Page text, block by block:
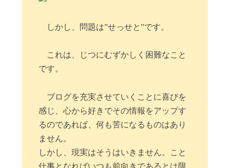
しかし、問題は”せっせと”です。
これは、じつにむずかしく困難なこと
です。
ブログを充実させていくことに喜びを
感じ、心から好きでその情報をアップす
るのであれば、何も苦になるものはあり
ません。
しかし、現実はそうはいきません。こと
仕事となればいつも前向きであるとは限